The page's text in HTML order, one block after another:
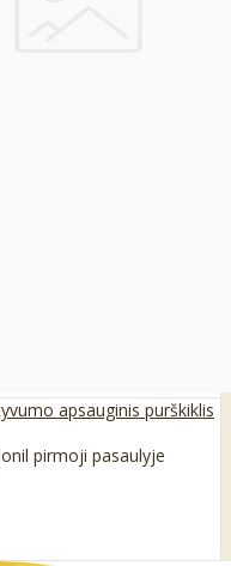
apsauginis purškiklis
pirmoji pasaulyje